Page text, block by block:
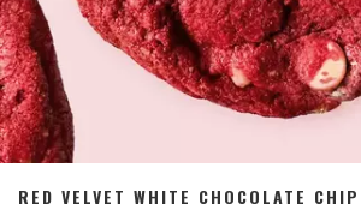
RED VELVET WHITE CHOCOLATE CHIP